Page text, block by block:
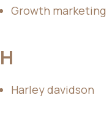
Growth marketing
H
Harley davidson